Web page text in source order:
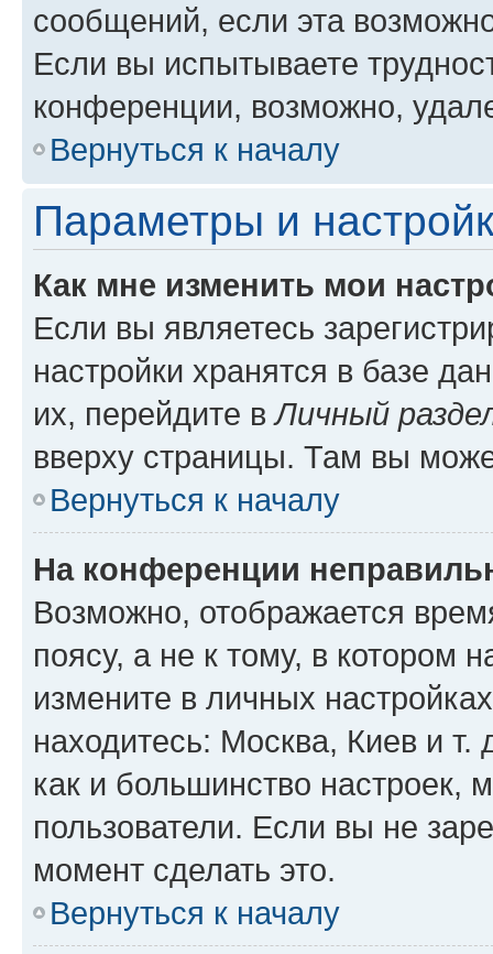
сообщений, если эта
Если вы испытываете
конференции, возможно,
Вернуться к началу
Параметры и
Как мне изменить мои
Если вы являетесь
настройки хранятся в базе
их, перейдите вЛичный
вверху страницы. Там вы
Вернуться к началу
На конференции
Возможно, отображается
поясу, а не к тому, в котором
измените в личных
находитесь: Москва, Киев и т.
как и большинство настроек,
пользователи. Если вы не
момент сделать это.
Вернуться к началу